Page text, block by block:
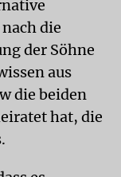
die
der Söhne
aus
die beiden
hat, die